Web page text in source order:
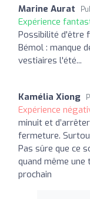
Marine Aurat
Expérience
Possibilité d'être
Bémol : manque
vestiaires l'été...
Kamélia Xiong
Expérience
minuit et
fermeture.
Pas sûre que ce
quand même une
prochain